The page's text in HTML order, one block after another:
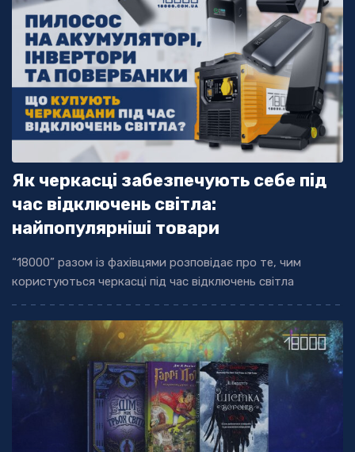
Як черкасці забезпечують себе під
час відключень світла:
найпопулярніші товари
“18000” разом із фахівцями розповідає про те, чим
користуються черкасці під час відключень світла